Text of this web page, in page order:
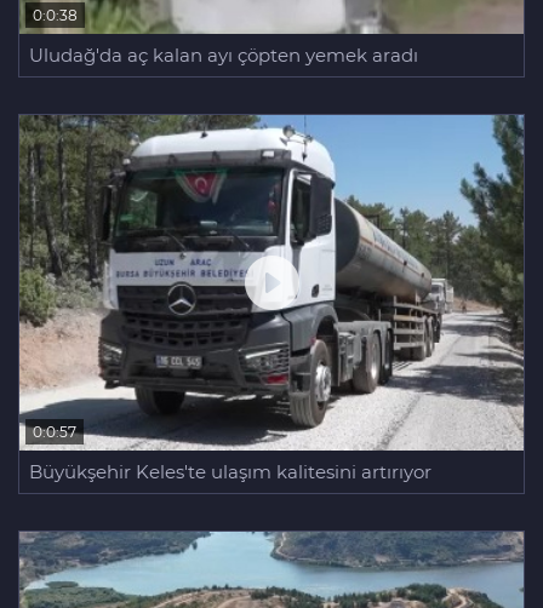
0:0:38
Uludağ'da aç kalan ayı çöpten yemek aradı
0:0:57
Büyükşehir Keles'te ulaşım kalitesini artırıyor